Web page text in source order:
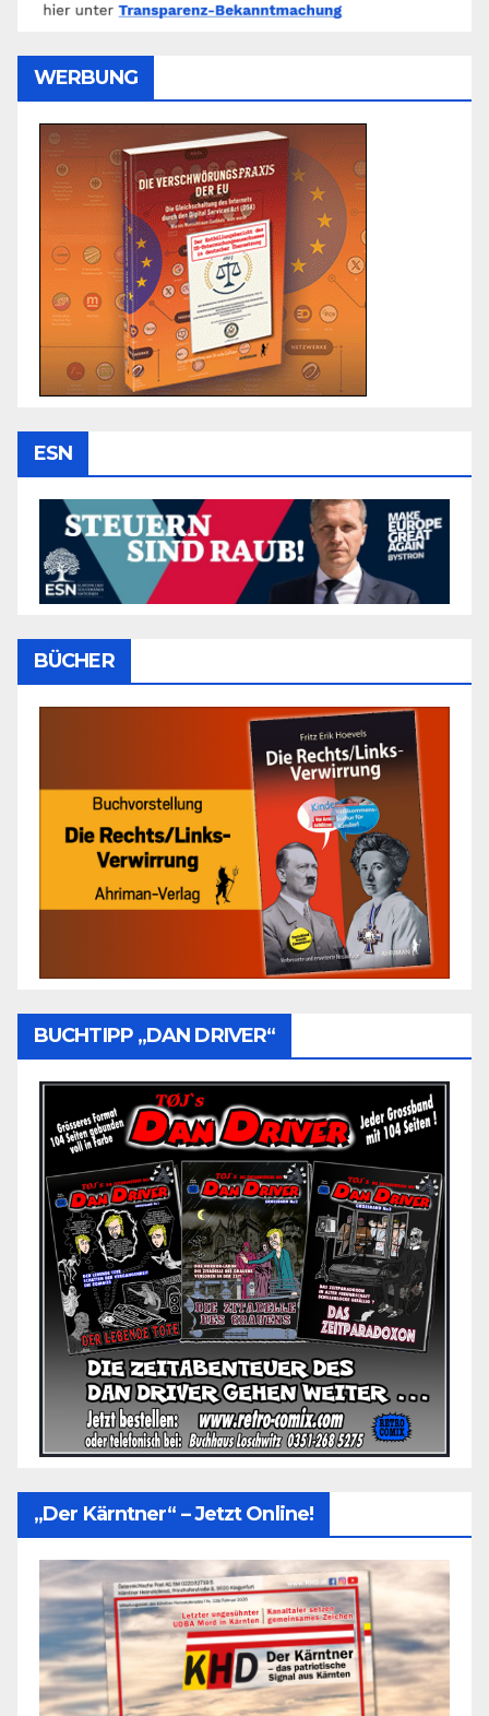
WERBUNG
ESN
BÜCHER
BUCHTIPP „DAN DRIVER“
„Der Kärntner“ – Jetzt Online!